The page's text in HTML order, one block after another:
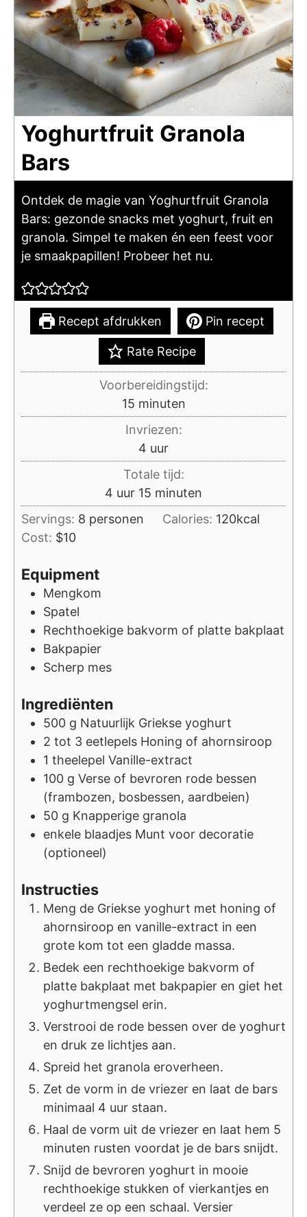
Yoghurtfruit Granola
Bars
Ontdek de magie van Yoghurtfruit Granola
Bars: gezonde snacks met yoghurt, fruit en
granola. Simpel te maken én een feest voor
je smaakpapillen! Probeer het nu.
Recept afdrukken Pin recept
Rate Recipe
Voorbereidingstijd:
15minuten
minuten
Invriezen:
4 uur
uur
Totale tijd:
4 uur
uur 15 minuten
minuten
Servings: 8 personen Calories: 120kcal
Cost: $10
Equipment
Mengkom
Spatel
Rechthoekige bakvorm of platte bakplaat
Bakpapier
Scherp mes
Ingrediënten
500 g Natuurlijk Griekse yoghurt
2 tot 3 eetlepels Honing of ahornsiroop
1 theelepel Vanille-extract
100 g Verse of bevroren rode bessen
(frambozen, bosbessen, aardbeien)
50 g Knapperige granola
enkele blaadjes Munt voor decoratie
(optioneel)
Instructies
Meng de Griekse yoghurt met honing of
ahornsiroop en vanille-extract in een
grote kom tot een gladde massa.
Bedek een rechthoekige bakvorm of
platte bakplaat met bakpapier en giet het
yoghurtmengsel erin.
Verstrooi de rode bessen over de yoghurt
en druk ze lichtjes aan.
Spreid het granola eroverheen.
Zet de vorm in de vriezer en laat de bars
minimaal 4 uur staan.
Haal de vorm uit de vriezer en laat hem 5
minuten rusten voordat je de bars snijdt.
Snijd de bevroren yoghurt in mooie
rechthoekige stukken of vierkantjes en
verdeel ze op een schaal. Versier